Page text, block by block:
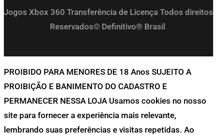
Jogos Xbox 360 Transferência de Licença Todos direitos
Reservados© Definitivo® Brasil
PROIBIDO PARA MENORES DE 18 Anos SUJEITO A
PROIBIÇÃO E BANIMENTO DO CADASTRO E
PERMANECER NESSA LOJA Usamos cookies no nosso
site para fornecer a experiência mais relevante,
lembrando suas preferências e visitas repetidas. Ao